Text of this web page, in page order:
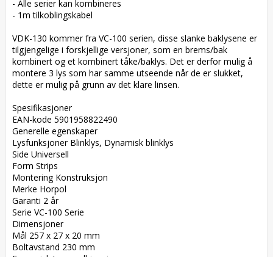
- Alle serier kan kombineres
- 1m tilkoblingskabel
VDK-130 kommer fra VC-100 serien, disse slanke baklysene er
tilgjengelige i forskjellige versjoner, som en brems/bak
kombinert og et kombinert tåke/baklys. Det er derfor mulig å
montere 3 lys som har samme utseende når de er slukket,
dette er mulig på grunn av det klare linsen.
Spesifikasjoner
EAN-kode 5901958822490
Generelle egenskaper
Lysfunksjoner Blinklys, Dynamisk blinklys
Side Universell
Form Strips
Montering Konstruksjon
Merke Horpol
Garanti 2 år
Serie VC-100 Serie
Dimensjoner
Mål 257 x 27 x 20 mm
Boltavstand 230 mm